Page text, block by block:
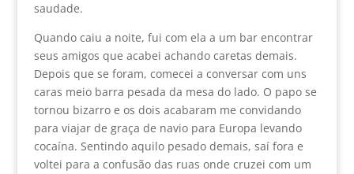
saudade.
Quando caiu a noite, fui com ela a um bar encontrar
seus amigos que acabei achando caretas demais.
Depois que se foram, comecei a conversar com uns
caras meio barra pesada da mesa do lado. O papo se
tornou bizarro e os dois acabaram me convidando
para viajar de graça de navio para Europa levando
cocaína. Sentindo aquilo pesado demais, saí fora e
voltei para a confusão das ruas onde cruzei com um